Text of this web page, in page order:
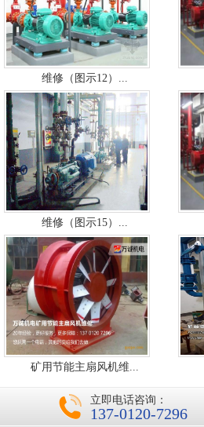
维修（图示12）...
维修（图示15）...
矿用节能主扇风机维...
立即电话咨询：
137-0120-7296